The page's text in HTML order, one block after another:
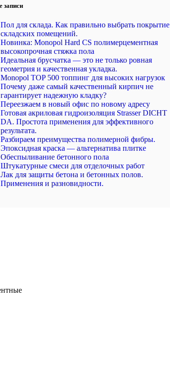
записи
Пол для склада. Как правильно выбрать покрытие
складских помещений.
Новинка: Monopol Hard CS полимерцементная
высокопрочная стяжка пола
Идеальная брусчатка — это не только ровная
геометрия и качественная укладка.
Monopol TOP 500 топпинг для высоких нагрузок
Почему даже самый качественный кирпич не
гарантирует надежную кладку?
Переезжаем в новый офис по новому адресу
Готовая акриловая гидроизоляция Strasser DICHT
DA. Простота применения для эффективного
результата.
Разбираем преимущества полимерной фибры.
Эпоксидная краска — альтернатива плитке
Обеспыливание бетонного пола
Штукатурные смеси для отделочных работ
Лак для защиты бетона и бетонных полов.
Применения и разновидности.